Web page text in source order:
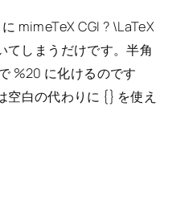
mimeTeX CGI ? \LaTeX
てしまうだけです。半角
%20 に化けるのです
空白の代わりに {} を使え